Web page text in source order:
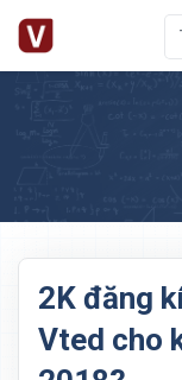
2K đăng
Vted cho